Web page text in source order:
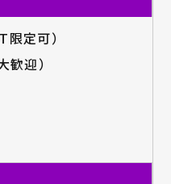
定可）
迎）